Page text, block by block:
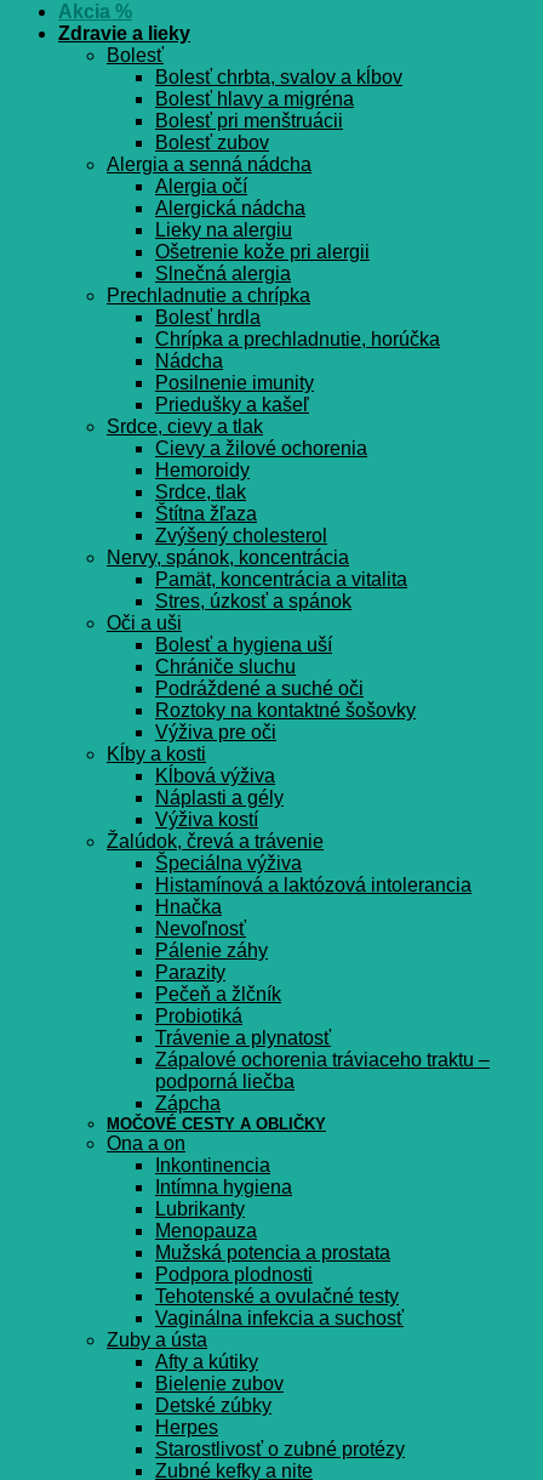
Akcia %
Zdravie a lieky
Bolesť
Bolesť chrbta, svalov a kĺbov
Bolesť hlavy a migréna
Bolesť pri menštruácii
Bolesť zubov
Alergia a senná nádcha
Alergia očí
Alergická nádcha
Lieky na alergiu
Ošetrenie kože pri alergii
Slnečná alergia
Prechladnutie a chrípka
Bolesť hrdla
Chrípka a prechladnutie, horúčka
Nádcha
Posilnenie imunity
Priedušky a kašeľ
Srdce, cievy a tlak
Cievy a žilové ochorenia
Hemoroidy
Srdce, tlak
Štítna žľaza
Zvýšený cholesterol
Nervy, spánok, koncentrácia
Pamät, koncentrácia a vitalita
Stres, úzkosť a spánok
Oči a uši
Bolesť a hygiena uší
Chrániče sluchu
Podráždené a suché oči
Roztoky na kontaktné šošovky
Výživa pre oči
Kĺby a kosti
Kĺbová výživa
Náplasti a gély
Výživa kostí
Žalúdok, črevá a trávenie
Špeciálna výživa
Histamínová a laktózová intolerancia
Hnačka
Nevoľnosť
Pálenie záhy
Parazity
Pečeň a žlčník
Probiotiká
Trávenie a plynatosť
Zápalové ochorenia tráviaceho traktu –
podporná liečba
Zápcha
MOČOVÉ CESTY A OBLIČKY
Ona a on
Inkontinencia
Intímna hygiena
Lubrikanty
Menopauza
Mužská potencia a prostata
Podpora plodnosti
Tehotenské a ovulačné testy
Vaginálna infekcia a suchosť
Zuby a ústa
Afty a kútiky
Bielenie zubov
Detské zúbky
Herpes
Starostlivosť o zubné protézy
Zubné kefky a nite